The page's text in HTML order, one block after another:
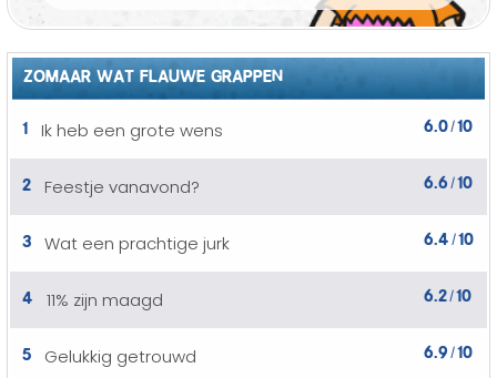
ZOMAAR WAT FLAUWE GRAPPEN
1
Ik heb een grote wens 6.0/10
2 Feestje vanavond? 6.6 /10
3 Wat een prachtige jurk 6.4 /10
4 11% zijn maagd 6.2/10
5 Gelukkig getrouwd 6.9 /10